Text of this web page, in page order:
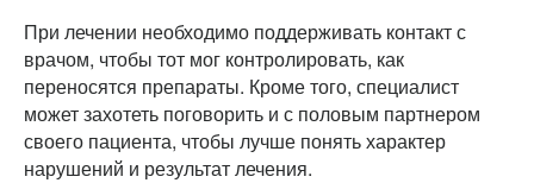
При лечении необходимо поддерживать контакт с
врачом, чтобы тот мог контролировать, как
переносятся препараты. Кроме того, специалист
может захотеть поговорить и с половым партнером
своего пациента, чтобы лучше понять характер
нарушений и результат лечения.